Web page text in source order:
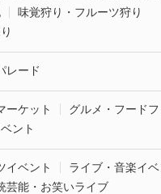
味覚狩り・フルーツ狩り
レード
ーケット
グルメ・フードフ
ント
イベント
ライブ・音楽イベ
芸能・お笑いライブ